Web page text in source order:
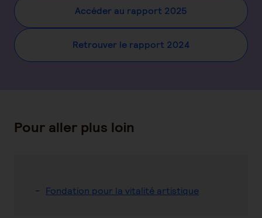
Accéder au rapport 2025
Retrouver le rapport 2024
Pour aller plus loin
Fondation pour la vitalité artistique